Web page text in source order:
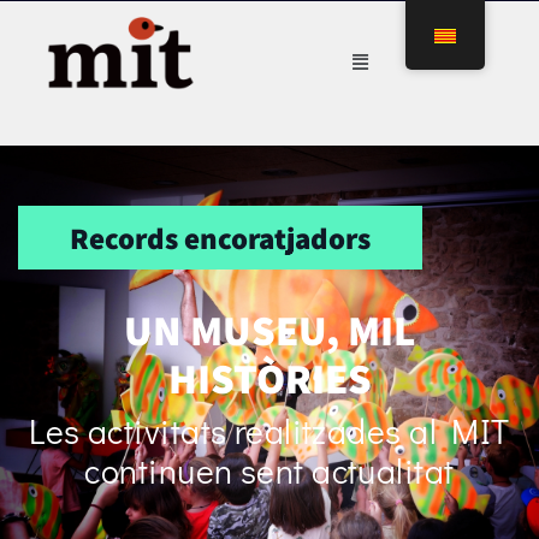
Records encoratjadors
UN MUSEU, MIL
HISTÒRIES
Les activitats realitzades al MIT
continuen sent actualitat